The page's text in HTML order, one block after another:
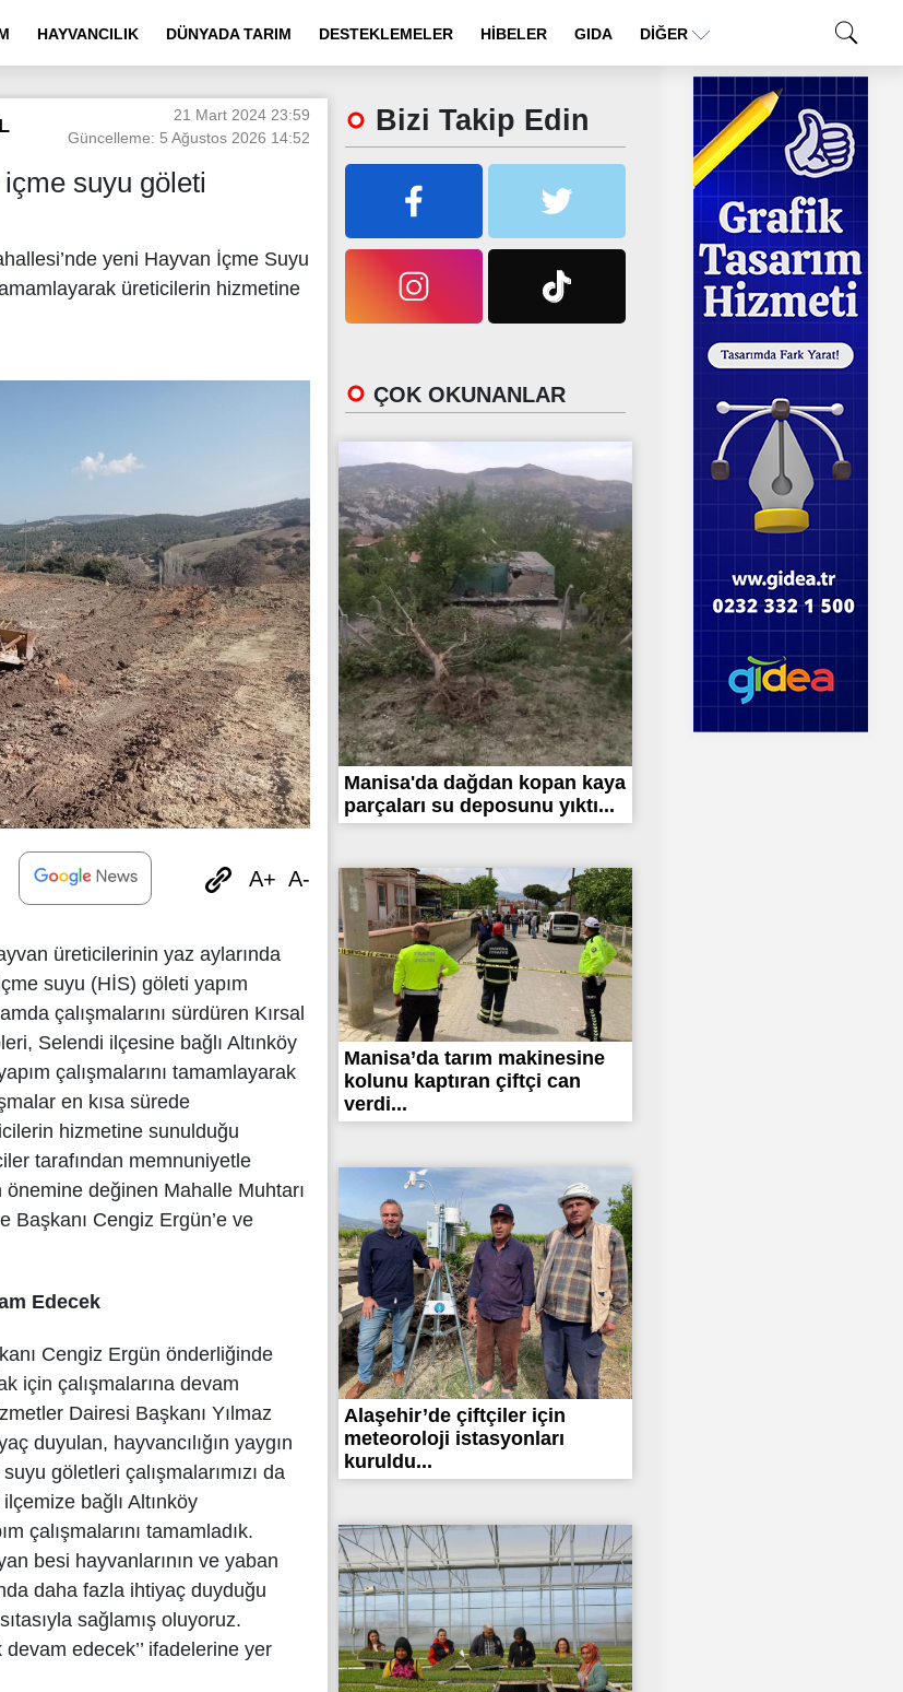
HAYVANCILIK DÜNYADA TARIM DESTEKLEMELER HİBELER GIDA DIĞER
21 Mart 2024 23:59
Güncelleme: 5 Ağustos 2026 14:52
suyu göleti
yeni Hayvan İçme Suyu
üreticilerin hizmetine
A+ A-
üreticilerinin yaz aylarında
suyu (HİS) göleti yapım
çalışmalarını sürdüren Kırsal
Selendi ilçesine bağlı Altınköy
çalışmalarını tamamlayarak
en kısa sürede
hizmetine sunulduğu
tarafından memnuniyetle
değinen Mahalle Muhtarı
Başkanı Cengiz Ergün’e ve
Edecek
Cengiz Ergün önderliğinde
için çalışmalarına devam
Dairesi Başkanı Yılmaz
duyulan, hayvancılığın yaygın
göletleri çalışmalarımızı da
bağlı Altınköy
çalışmalarını tamamladık.
besi hayvanlarının ve yaban
daha fazla ihtiyaç duyduğu
sağlamış oluyoruz.
edecek’’ ifadelerine yer
Bizi Takip Edin
ÇOK OKUNANLAR
Manisa'da dağdan kopan kaya
parçaları su deposunu yıktı...
Manisa’da tarım makinesine
kolunu kaptıran çiftçi can
verdi...
Alaşehir’de çiftçiler için
meteoroloji istasyonları
kuruldu...